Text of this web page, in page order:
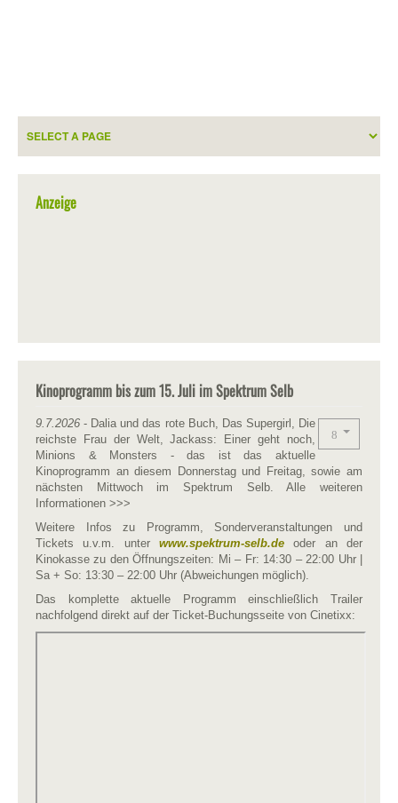
Anzeige
Kinoprogramm bis zum 15. Juli im Spektrum Selb
9.7.2026 - Dalia und das rote Buch, Das Supergirl, Die
reichste Frau der Welt, Jackass: Einer geht noch,
Minions & Monsters - das ist das aktuelle
Kinoprogramm an diesem Donnerstag und Freitag, sowie am
nächsten Mittwoch im Spektrum Selb. Alle weiteren
Informationen >>>
Weitere Infos zu Programm, Sonderveranstaltungen und
Tickets u.v.m. unter www.spektrum-selb.de oder an der
Kinokasse zu den Öffnungszeiten: Mi – Fr: 14:30 – 22:00 Uhr |
Sa + So: 13:30 – 22:00 Uhr (Abweichungen möglich).
Das komplette aktuelle Programm einschließlich Trailer
nachfolgend direkt auf der Ticket-Buchungsseite von Cinetixx: